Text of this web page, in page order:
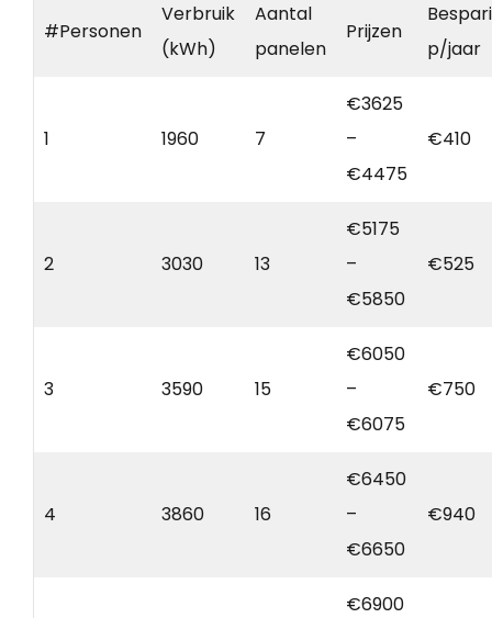
#Personen
Verbruik
(kWh)
Aantal
panelen
Prijzen
p/jaar
1 1960 7
€3625
–
€4475
€410
2 3030 13
€5175
–
€5850
€525
3 3590 15
€6050
–
€6075
€750
4 3860 16
€6450
–
€6650
€940
€6900